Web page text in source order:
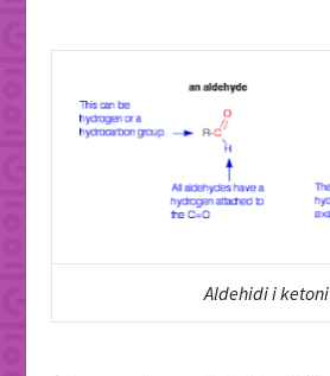
Aldehidi i ketoni